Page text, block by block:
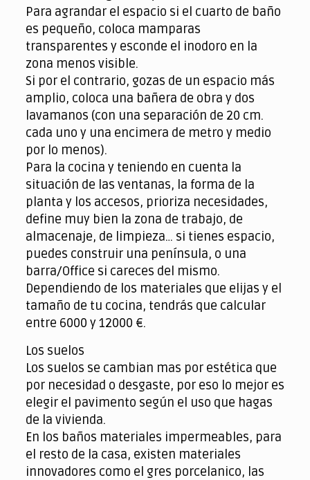
Para agrandar el espacio si el cuarto de baño
es pequeño, coloca mamparas
transparentes y esconde el inodoro en la
zona menos visible.
Si por el contrario, gozas de un espacio más
amplio, coloca una bañera de obra y dos
lavamanos (con una separación de 20 cm.
cada uno y una encimera de metro y medio
por lo menos).
Para la cocina y teniendo en cuenta la
situación de las ventanas, la forma de la
planta y los accesos, prioriza necesidades,
define muy bien la zona de trabajo, de
almacenaje, de limpieza… si tienes espacio,
puedes construir una península, o una
barra/Office si careces del mismo.
Dependiendo de los materiales que elijas y el
tamaño de tu cocina, tendrás que calcular
entre 6000 y 12000 €.
Los suelos
Los suelos se cambian mas por estética que
por necesidad o desgaste, por eso lo mejor es
elegir el pavimento según el uso que hagas
de la vivienda.
En los baños materiales impermeables, para
el resto de la casa, existen materiales
innovadores como el gres porcelanico, las